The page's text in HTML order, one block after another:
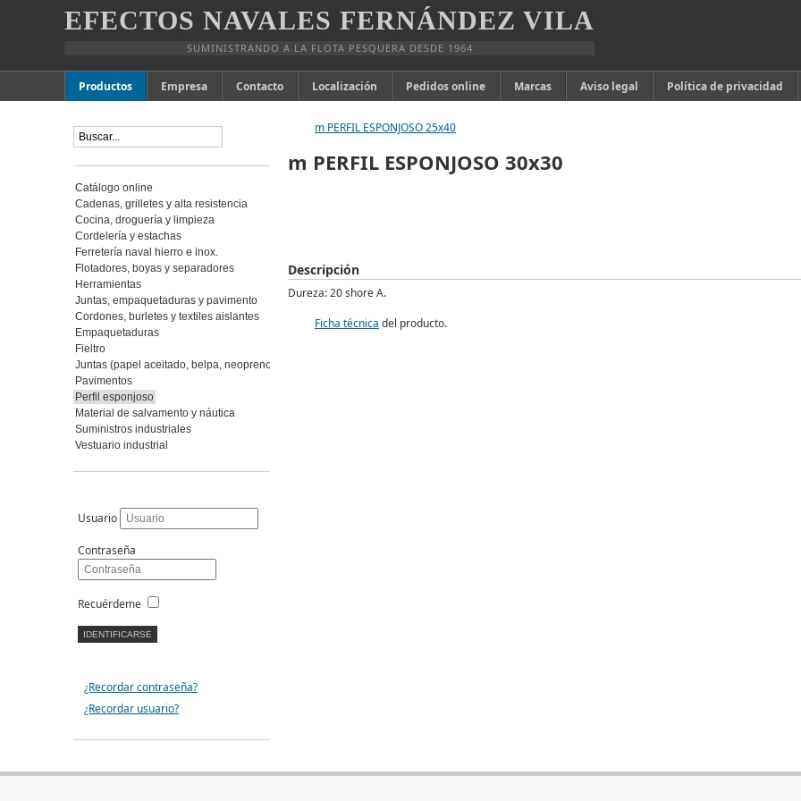
EFECTOS NAVALES FERNÁNDEZ VILA
SUMINISTRANDO A LA FLOTA PESQUERA DESDE 1964
Productos Empresa Contacto Localización Pedidos online Marcas Aviso legal Política de privacidad
m PERFIL ESPONJOSO 25x40
m PERFIL ESPONJOSO 30x30
Descripción
Dureza: 20 shore A.
Ficha técnica del producto.
Catálogo online
Cadenas, grilletes y alta resistencia
Cocina, droguería y limpieza
Cordelería y estachas
Ferretería naval hierro e inox.
Flotadores, boyas y separadores
Herramientas
Juntas, empaquetaduras y pavimento
Cordones, burletes y textiles aislantes
Empaquetaduras
Fieltro
Juntas (papel aceitado, belpa, neopreno, coreflex)
Pavimentos
Perfil esponjoso
Material de salvamento y náutica
Suministros industriales
Vestuario industrial
Usuario
Contraseña
Recuérdeme
¿Recordar contraseña?
¿Recordar usuario?